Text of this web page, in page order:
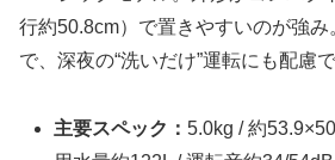
行約50.8cm）で置きやすいのが強み
で、深夜の“洗いだけ”運転にも配慮で
主要スペック：5.0kg / 約